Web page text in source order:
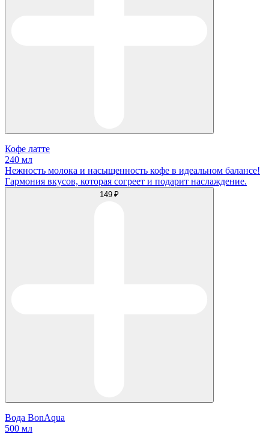
Кофе латте
240 мл
Нежность молока и насыщенность кофе в идеальном балансе!
Гармония вкусов, которая согреет и подарит наслаждение.
149 ₽
Вода BonAqua
500 мл